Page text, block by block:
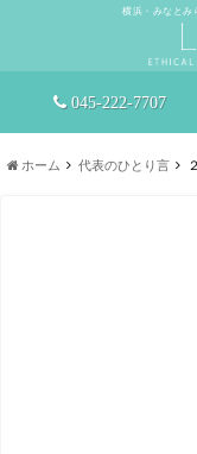
横浜・みなとみ
045-222-7707
ホーム 代表のひとり言